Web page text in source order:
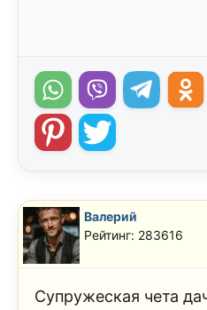
Валерий
Рейтинг: 283616
Супружеская чета